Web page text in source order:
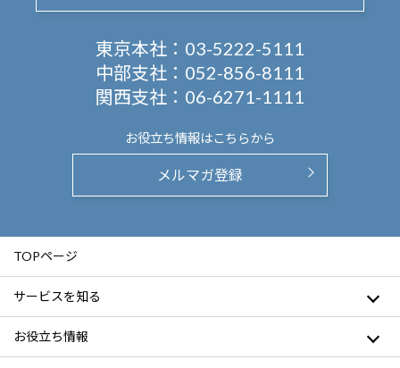
東京本社： 03-5222-5111
中部支社： 052-856-8111
関西支社： 06-6271-1111
お役立ち情報はこちらから
メルマガ登録
TOPページ
サービスを知る
お役立ち情報